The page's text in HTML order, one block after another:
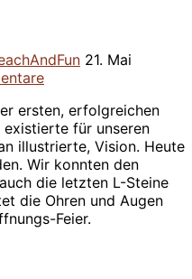
Veröffentlicht
21. Mai
ersten, erfolgreichen
für unseren
illustrierte, Vision. Heute
Wir konnten den
die letzten L-Steine
die Ohren und Augen
Feier.